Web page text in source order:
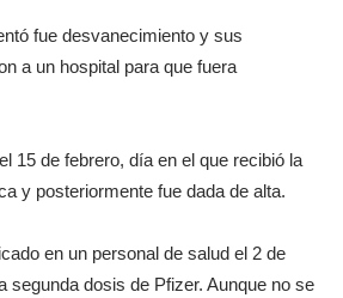
fue desvanecimiento y sus
a un hospital para que fuera
15 de febrero, día en el que recibió la
y posteriormente fue dada de alta.
en un personal de salud el 2 de
segunda dosis de Pfizer. Aunque no se